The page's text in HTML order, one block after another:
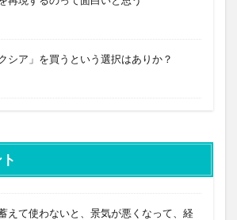
シア」を買うという選択はありか？
えて使わないと、景気が悪くなって、経